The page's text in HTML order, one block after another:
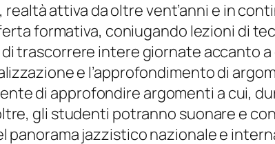
attiva da oltre vent’anni e in
formativa, coniugando lezioni di
trascorrere intere giornate accanto a
e l’approfondimento di
di approfondire argomenti a cui,
gli studenti potranno suonare e
jazzistico nazionale e